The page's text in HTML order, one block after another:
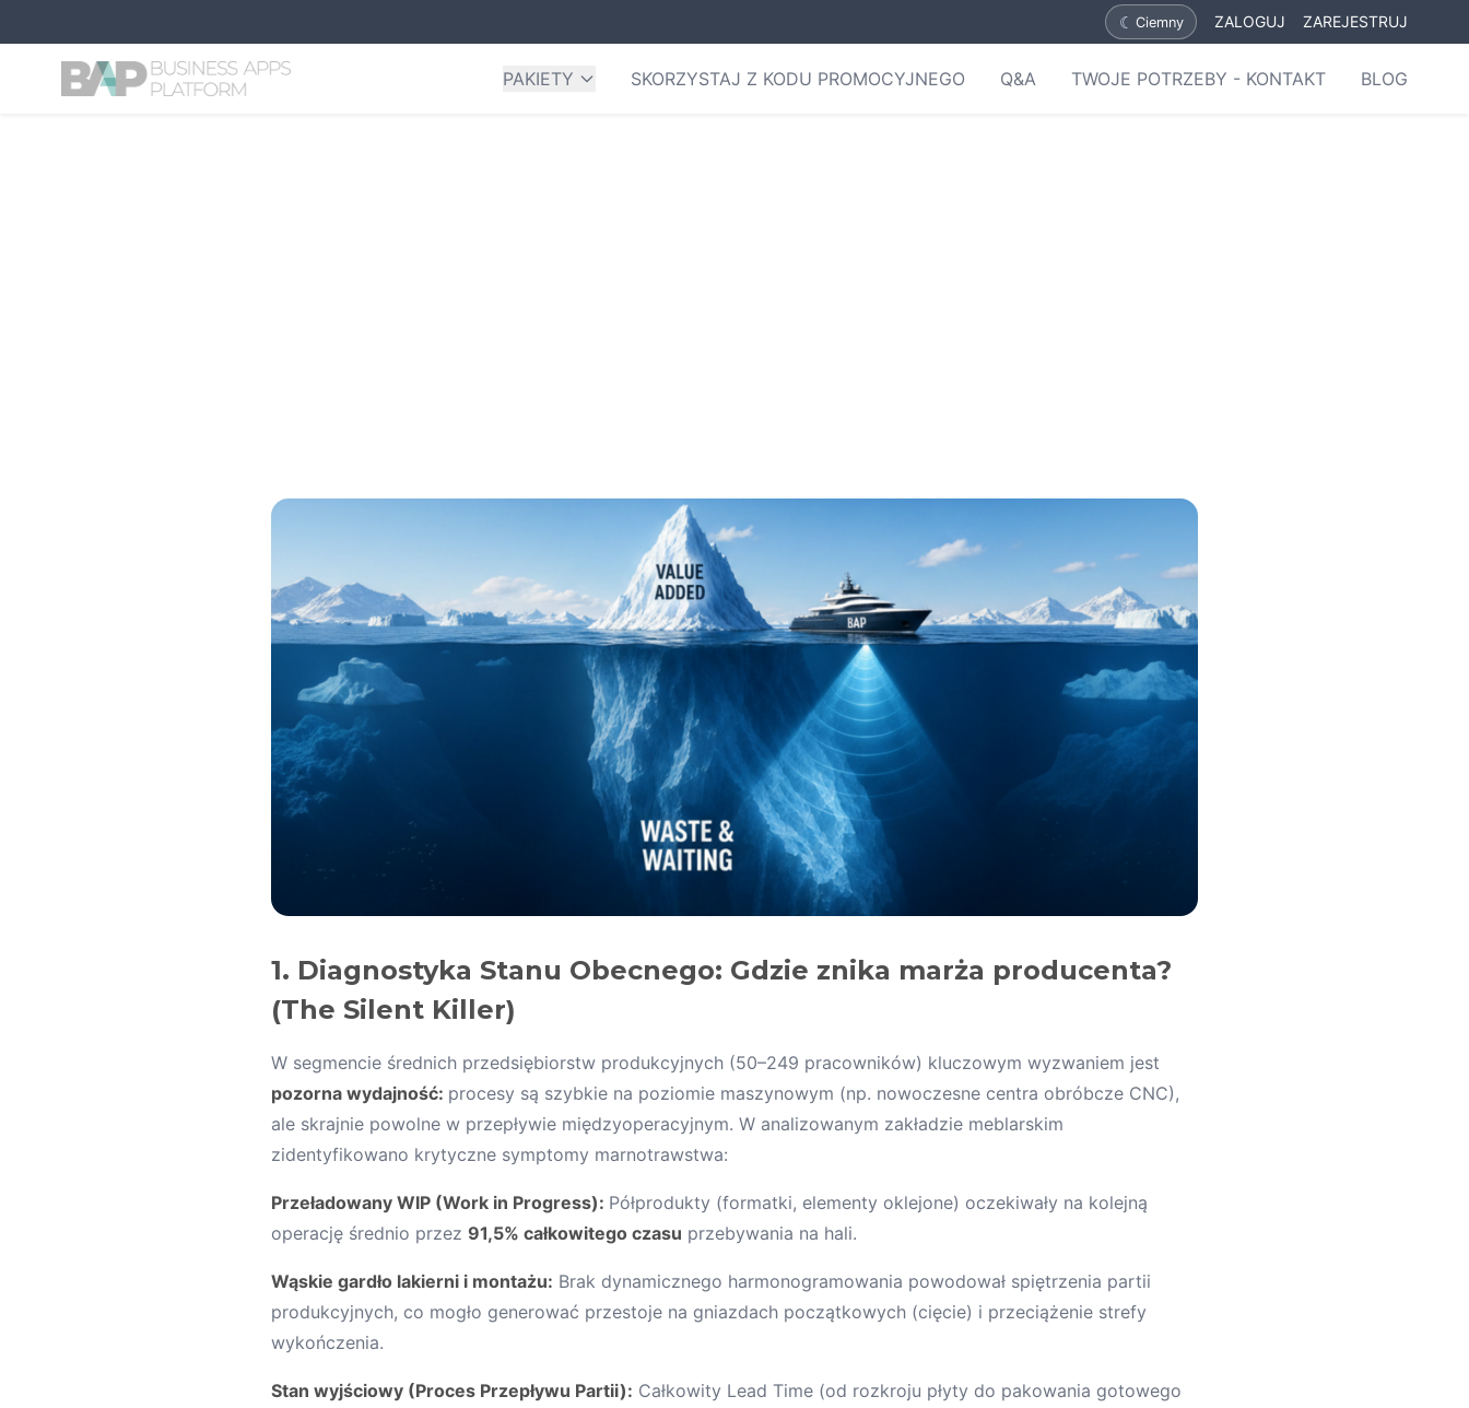
☾ Ciemny ZALOGUJ ZAREJESTRUJ
PAKIETY SKORZYSTAJ Z KODU PROMOCYJNEGO Q&A TWOJE POTRZEBY - KONTAKT BLOG
1. Diagnostyka Stanu Obecnego: Gdzie znika marża producenta?
(The Silent Killer)
W segmencie średnich przedsiębiorstw produkcyjnych (50–249 pracowników) kluczowym wyzwaniem jest
pozorna wydajność: procesy są szybkie na poziomie maszynowym (np. nowoczesne centra obróbcze CNC),
ale skrajnie powolne w przepływie międzyoperacyjnym. W analizowanym zakładzie meblarskim
zidentyfikowano krytyczne symptomy marnotrawstwa:
Przeładowany WIP (Work in Progress): Półprodukty (formatki, elementy oklejone) oczekiwały na kolejną
operację średnio przez 91,5% całkowitego czasu przebywania na hali.
Wąskie gardło lakierni i montażu: Brak dynamicznego harmonogramowania powodował spiętrzenia partii
produkcyjnych, co mogło generować przestoje na gniazdach początkowych (cięcie) i przeciążenie strefy
wykończenia.
Stan wyjściowy (Proces Przepływu Partii): Całkowity Lead Time (od rozkroju płyty do pakowania gotowego